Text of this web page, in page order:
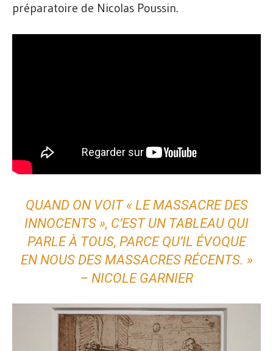
préparatoire de Nicolas Poussin.
QUAND ON VOIT « LE MASSACRE DES
INNOCENTS », C’EST UN TABLEAU QUI
PARLE À TOUS, PARCE QU’IL ÉVOQUE
EN NOUS DES MASSACRES RÉCENTS. »
– NICOLE GARNIER